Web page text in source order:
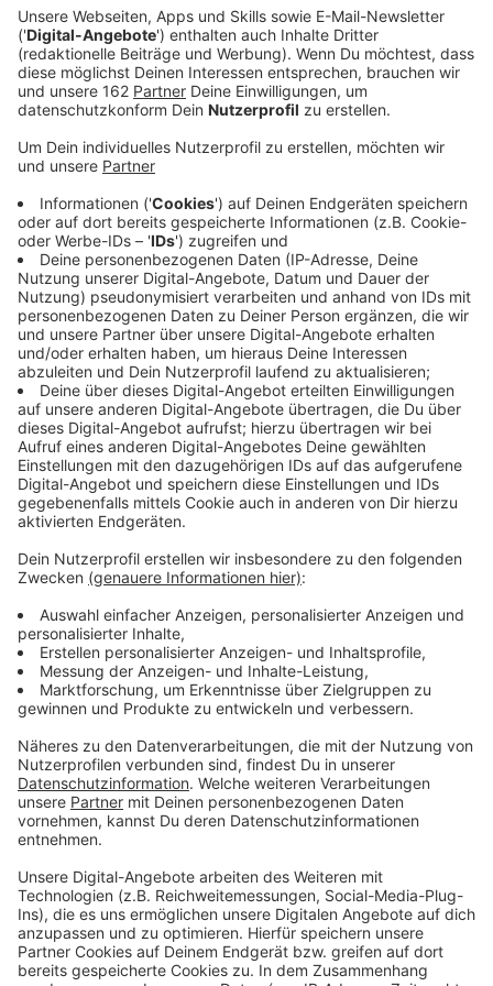
Veröffentlicht:Dienstag, 05.05.2026 06:14
Anzeige
Die ersten beiden Transporte verliefen ohne
Mahnwachen und Demonstrationen an mehreren
Standorten geplant. In Jülich beginnt eine Mahnwache
ab 18 Uhr, während in Ahaus eine Fahrrad-Demo um
18:30 Uhr startet. Unklar bleibt, ob es in unserem
Sendegebiet wieder Proteste geben wird. Beim ersten
Transport im März fand eine Mahnwache unter der
Baerler Brücke bei Moers statt. Der BUND hatte
damals zum Protest aufgerufen, und mehrere Dutzend
Menschen versammelten sich. Die Organisatoren
rechnen auch heute mit einer Resonanz, die die
Aufmerksamkeit auf die heiklen Transportbedingungen
lenken soll. Die Polizei hat alle Transporte mit einem
Großaufgebot begleitet, um die Sicherheit auf den
Straßen zu gewährleisten.
Hintergrund der Transporte
Anzeige
Insgesamt sind noch 149 Castor-Behälter geplant, die
vom Forschungszentrum Jülich nach Ahaus
transportiert werden müssen, um den Anforderungen
der NRW-Atomaufsicht nachzukommen. Diese
Anordnung kam, da die Erdbebensicherheit im alten
Lager in Jülich nicht garantiert werden konnte.
Anzeige